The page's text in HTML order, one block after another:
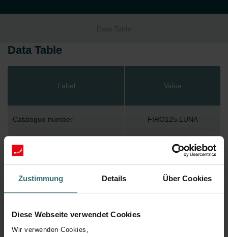
Zustimmung Details Über Cookies
Diese Webseite verwendet Cookies
Wir verwenden Cookies,
Data Table
Data Table
Label Value
Catalogue number FIRO125.LUNA
GTIN 5030216420984
FIRO125.LUNA